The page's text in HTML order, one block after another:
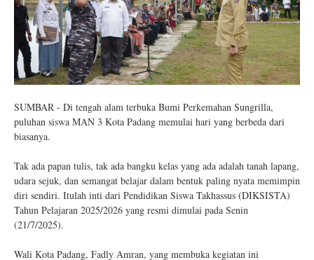
SUMBAR - Di tengah alam terbuka Bumi Perkemahan Sungrilla,
puluhan siswa MAN 3 Kota Padang memulai hari yang berbeda dari
biasanya.
Tak ada papan tulis, tak ada bangku kelas yang ada adalah tanah lapang,
udara sejuk, dan semangat belajar dalam bentuk paling nyata memimpin
diri sendiri. Itulah inti dari Pendidikan Siswa Takhassus (DIKSISTA)
Tahun Pelajaran 2025/2026 yang resmi dimulai pada Senin
(21/7/2025).
Wali Kota Padang, Fadly Amran, yang membuka kegiatan ini